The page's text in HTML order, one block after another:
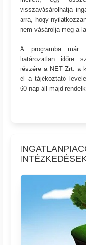
visszavásárolhatja
arra, hogy
nem vásárolja meg a
A programba már
határozatlan időre
részére a NET Zrt. a
el a tájékoztató
60 nap áll majd
INTÉZKEDÉSEK